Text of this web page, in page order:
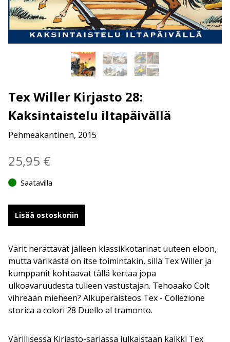
Tex Willer Kirjasto 28:
Kaksintaistelu iltapäivällä
Pehmeäkantinen, 2015
25,95 €
Saatavilla
Lisää ostoskoriin
Värit herättävät jälleen klassikkotarinat uuteen eloon,
mutta värikästä on itse toimintakin, sillä Tex Willer ja
kumppanit kohtaavat tällä kertaa jopa
ulkoavaruudesta tulleen vastustajan. Tehoaako Colt
vihreään mieheen? Alkuperäisteos Tex - Collezione
storica a colori 28 Duello al tramonto.
Värillisessä Kirjasto-sarjassa julkaistaan kaikki Tex